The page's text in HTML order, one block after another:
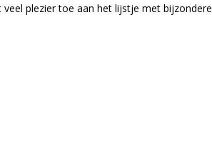
plezier toe aan het lijstje met bijzondere